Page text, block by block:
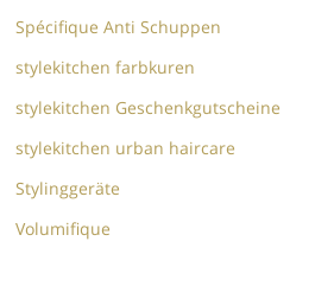
Spécifique Anti Schuppen
stylekitchen farbkuren
stylekitchen Geschenkgutscheine
stylekitchen urban haircare
Stylinggeräte
Volumifique